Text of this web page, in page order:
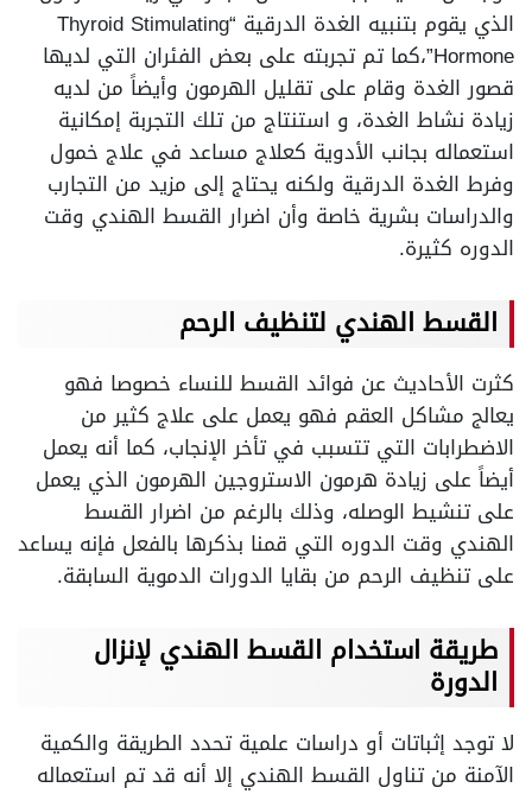
الذي يقوم بتنبيه الغدة الدرقية “Thyroid Stimulating
Hormone”،كما تم تجربته على بعض الفئران التي لديها
قصور الغدة وقام على تقليل الهرمون وأيضاً من لديه
زيادة نشاط الغدة، و استنتاج من تلك التجربة إمكانية
استعماله بجانب الأدوية كعلاج مساعد في علاج خمول
وفرط الغدة الدرقية ولكنه يحتاج إلى مزيد من التجارب
والدراسات بشرية خاصة وأن اضرار القسط الهندي وقت
الدوره كثيرة.
القسط الهندي لتنظيف الرحم
كثرت الأحاديث عن فوائد القسط للنساء خصوصا فهو
يعالج مشاكل العقم فهو يعمل على علاج كثير من
الاضطرابات التي تتسبب في تأخر الإنجاب، كما أنه يعمل
أيضاً على زيادة هرمون الاستروجين الهرمون الذي يعمل
على تنشيط الوصله، وذلك بالرغم من اضرار القسط
الهندي وقت الدوره التي قمنا بذكرها بالفعل فإنه يساعد
على تنظيف الرحم من بقايا الدورات الدموية السابقة.
طريقة استخدام القسط الهندي لإنزال
الدورة
لا توجد إثباتات أو دراسات علمية تحدد الطريقة والكمية
الآمنة من تناول القسط الهندي إلا أنه قد تم استعماله